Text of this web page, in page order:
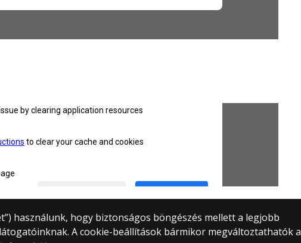
használunk, hogy biztonságos böngészés mellett a legjobb
A cookie-beállítások bármikor megváltoztathatók a